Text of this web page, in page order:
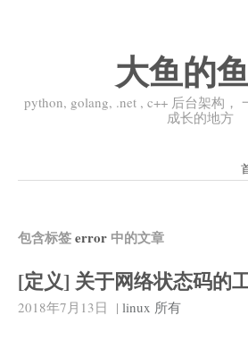
大鱼的
python, golang, .net , c++ 后台架构，
成长的地方
包含标签error 中的文章
[定义] 关于网络状态码的
2018年7月13日 | linux 所有